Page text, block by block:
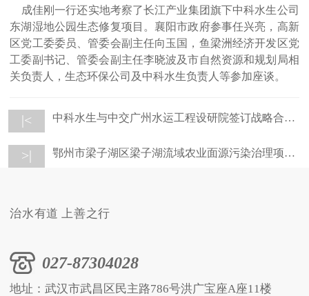
成佳刚一行还实地考察了长江产业集团旗下中科水生公司
东湖湿地公园生态修复项目。襄阳市政府参事任兴亮，高新
区党工委委员、管委会副主任向玉国，鱼梁洲经济开发区党
工委副书记、管委会副主任李晓波及市自然资源和规划局相
关负责人，生态环保公司及中科水生负责人等参加座谈。
|< 中科水生与中交广州水运工程设研院签订战略合作协议
>| 鄂州市梁子湖区梁子湖流域农业面源污染治理项目开工
治水有道 上善之行
027-87304028
地址：武汉市武昌区民主路786号洪广宝座A座11楼